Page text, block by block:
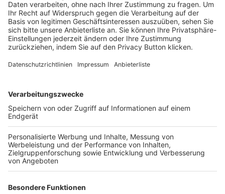
Trainerbörse
Login SpielPlus
FOLGE DEM BFV
TOP-VEREINE
TOP-PARTNER